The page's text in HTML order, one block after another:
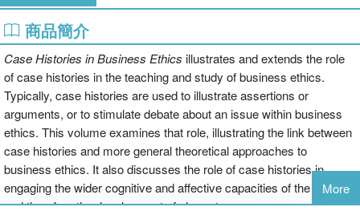
商品簡介
Case Histories in Business Ethics illustrates and extends the role
of case histories in the teaching and study of business ethics.
Typically, case histories are used to illustrate assertions or
arguments, or to stimulate debate about an issue within business
ethics. This volume examines that role, illustrating the link between
case histories and more general theoretical approaches to
business ethics. It also discusses the role of case histories in
engaging the wider cognitive and affective capacities of the student
and therefore the development of character.
More